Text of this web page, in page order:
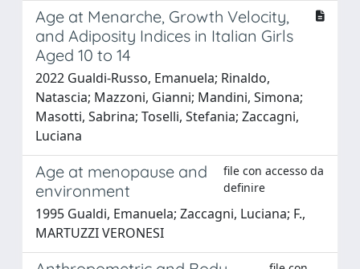
Age at Menarche, Growth Velocity,
and Adiposity Indices in Italian Girls
Aged 10 to 14
2022 Gualdi-Russo, Emanuela; Rinaldo,
Natascia; Mazzoni, Gianni; Mandini, Simona;
Masotti, Sabrina; Toselli, Stefania; Zaccagni,
Luciana
Age at menopause and
environment
file con accesso da
definire
1995 Gualdi, Emanuela; Zaccagni, Luciana; F.,
MARTUZZI VERONESI